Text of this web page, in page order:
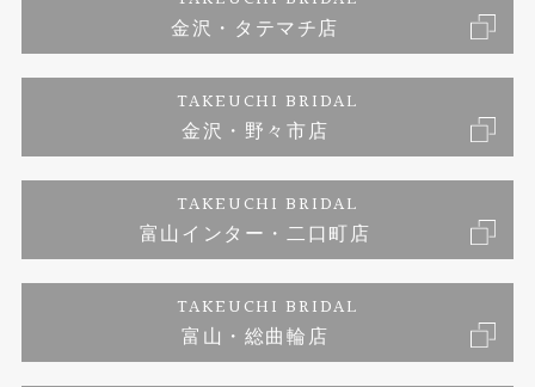
ダイヤモンド
ジュエリーリフォーム
ブランドリスト
福井指輪工房｜手作りペアリング
福井指輪工房｜手作り結婚指輪 and 婚約指輪
福井工房｜手作り婚約指輪プロポーズプラン
お客様の声
プライバシーポリシー
金沢・タテマチ店
TAKEUCHI BRIDAL
金沢・野々市店
TAKEUCHI BRIDAL
富山インター・二口町店
TAKEUCHI BRIDAL
富山・総曲輪店